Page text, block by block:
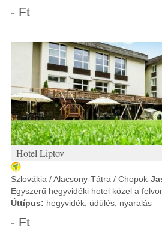
- Ft
Hotel Liptov
Szlovákia / Alacsony-Tátra / Chopok-
Egyszerű hegyvidéki hotel közel a
Úttípus: hegyvidék, üdülés, nyaralás
- Ft